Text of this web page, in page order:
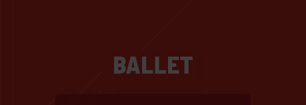
BALLET